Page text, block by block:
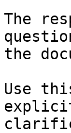
The
the
Use